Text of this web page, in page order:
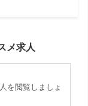
メ求人
を閲覧しましょ